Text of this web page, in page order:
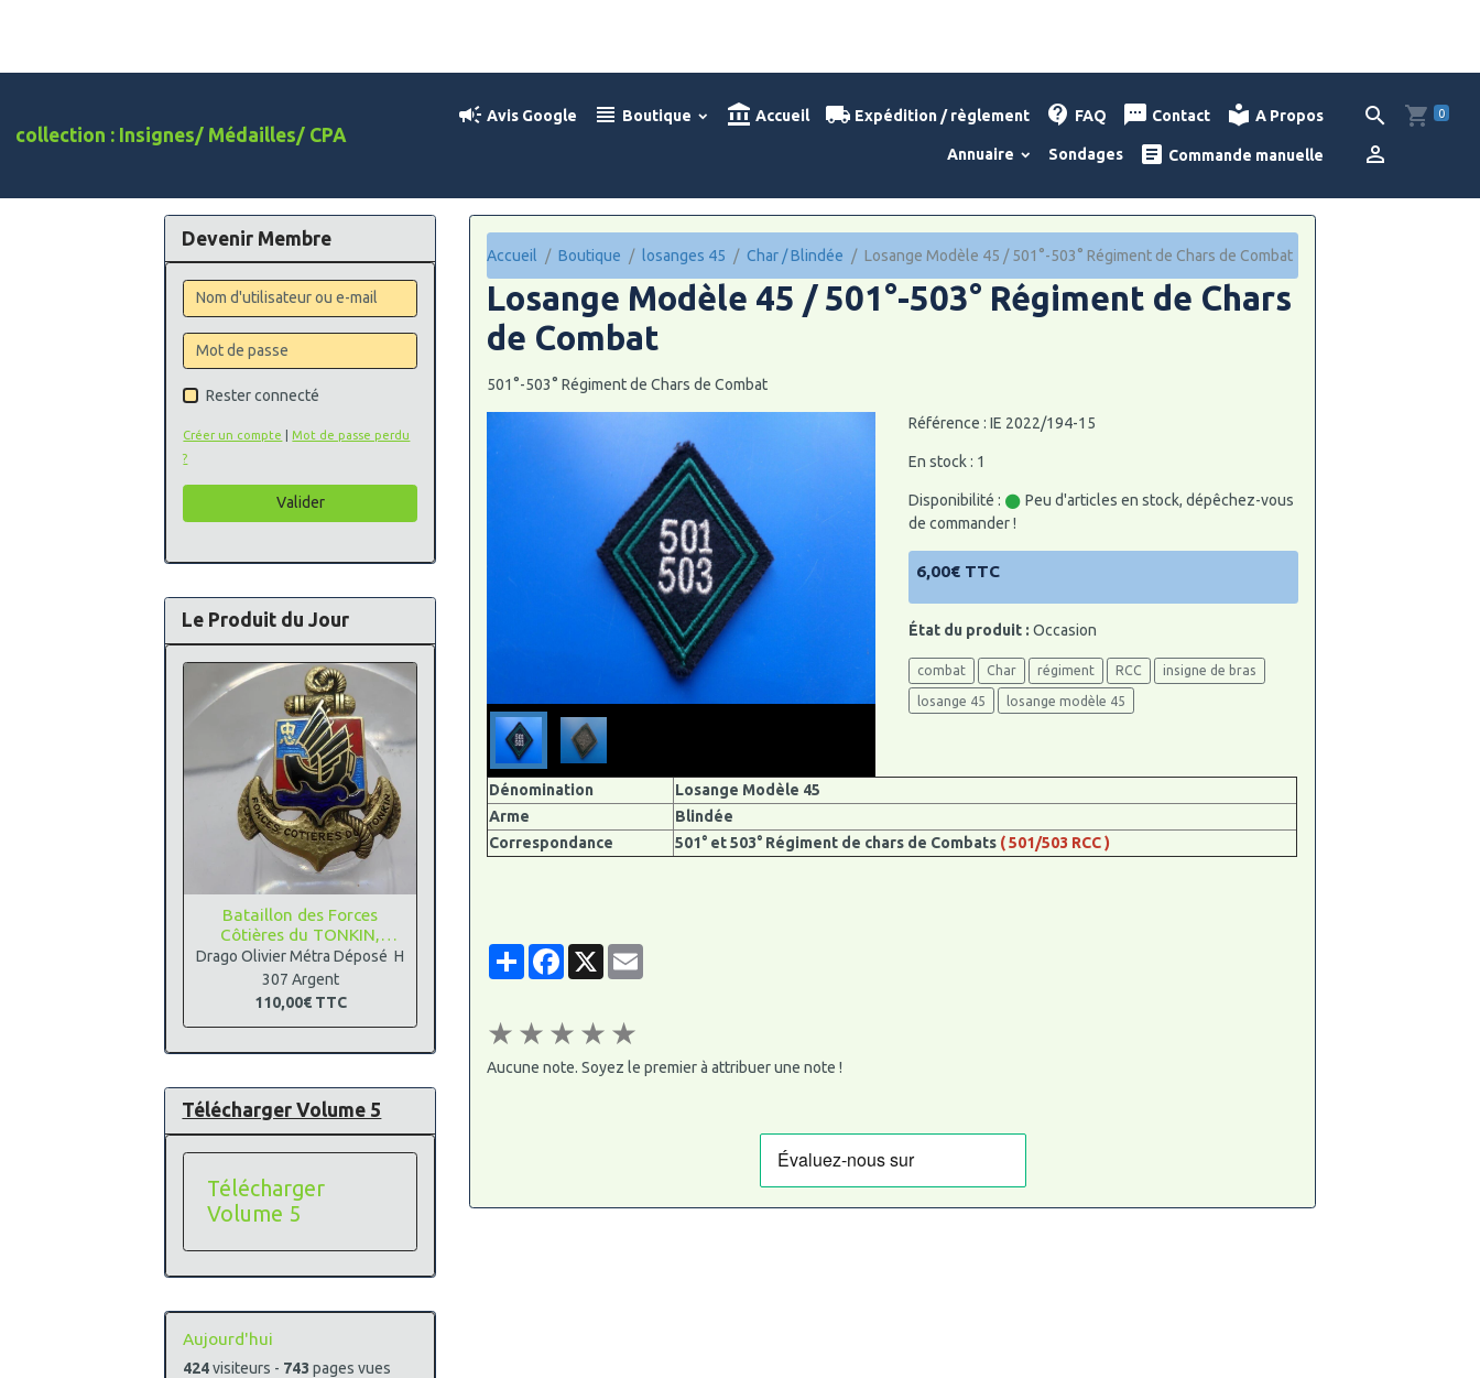
collection : Insignes/ Médailles/ CPA
Avis Google Boutique Accueil Expédition / règlement FAQ Contact A Propos
Annuaire Sondages Commande manuelle
0
Accueil Boutique losanges 45 Char / Blindée Losange Modèle 45 / 501°-503° Régiment de Chars de Combat
Losange Modèle 45 / 501°-503° Régiment de Chars
de Combat
501°-503° Régiment de Chars de Combat
Référence : IE 2022/194-15
En stock : 1
Disponibilité :
Peu d'articles en stock, dépêchez-vous
de commander !
6,00€ TTC
État du produit : Occasion
combat Char régiment RCC insigne de bras
losange 45 losange modèle 45
Dénomination
Losange Modèle 45
Arme
Blindée
Correspondance
501° et 503° Régiment de chars de Combats ( 501/503 RCC )
PartagerFacebook
X Email
★ ★ ★ ★ ★
Aucune note. Soyez le premier à attribuer une note !
Devenir Membre
Rester connecté
Créer un compte
Mot de passe perdu
?
Valider
Le Produit du Jour
Bataillon des Forces
Côtières du TONKIN,
Argent
Drago Olivier Métra Déposé H
307 Argent
110,00€ TTC
Télécharger Volume 5
Télécharger
Volume 5
Aujourd'hui
424visiteurs - 743 pages vues